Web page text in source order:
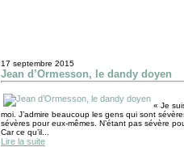
17 septembre 2015
Jean d’Ormesson, le dandy doyen
« Je
moi. J’admire beaucoup les gens qui sont
sévères pour eux-mêmes. N’étant pas sévère
Car ce qu’il...
Lire la suite